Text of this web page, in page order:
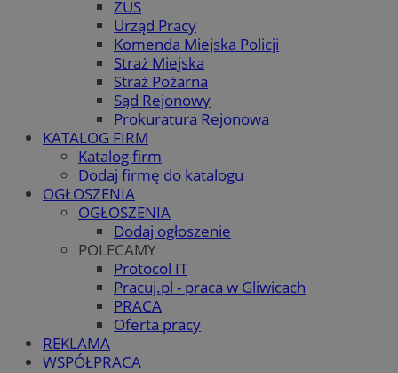
ZUS
Urząd Pracy
Komenda Miejska Policji
Straż Miejska
Straż Pożarna
Sąd Rejonowy
Prokuratura Rejonowa
KATALOG FIRM
Katalog firm
Dodaj firmę do katalogu
OGŁOSZENIA
OGŁOSZENIA
Dodaj ogłoszenie
POLECAMY
Protocol IT
Pracuj.pl - praca w Gliwicach
PRACA
Oferta pracy
REKLAMA
WSPÓŁPRACA